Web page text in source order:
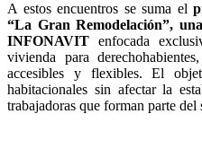
A estos encuentros se suma el
“La Gran Remodelación”,
INFONAVITenfocada
vivienda para
accesibles y flexibles. El
habitacionales sin afectar la
trabajadoras que forman parte